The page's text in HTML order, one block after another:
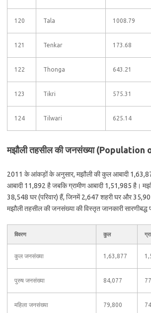
120 Tala 1008.79
121 Tenkar 173.68
122 Thonga 643.21
123 Tikri 575.31
124 Tilwari 625.14
मझौली तहसील की जनसंख्या
2011 के आंकड़ों के अनुसार, मझौली की कुल आबादी
आबादी 11,892 है जबकि ग्रामीण आबादी 1,51,985 है।
38,548 घर (परिवार) हैं, जिनमें 2,647 शहरी घर और
मझौली तहसील की जनसंख्या की विस्तृत जानकारी सारणीबद्ध
विवरण कुल
कुल जनसंख्या 1,63,877
पुरुष जनसंख्या 84,077
महिला जनसंख्या 79,800